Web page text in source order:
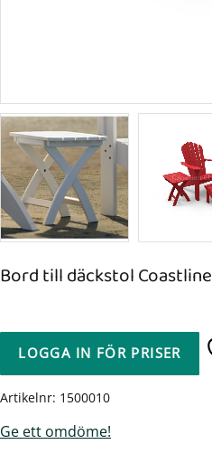
Bord till däckstol Coastline
LOGGA IN FÖR PRISER
Artikelnr 1500010
Ge ett omdöme!